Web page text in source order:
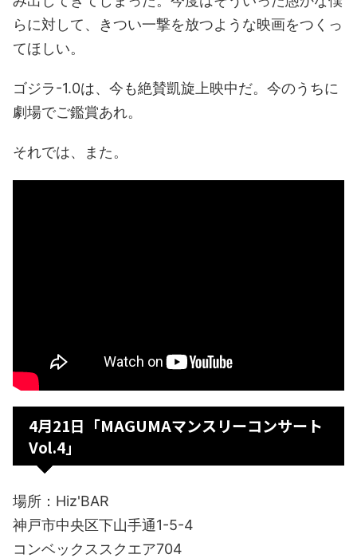
らに対して、きつい一撃を放つような映画をつくっ
てほしい。
ゴジラ-1.0は、今も絶賛凱旋上映中だ。今のうちに
劇場でご鑑賞あれ。
それでは、また。
4月21日「MAGUMAマンスリーコンサート
Vol.4」
場所：Hiz'BAR
神戸市中央区下山手通1-5-4
コンベックススクエア704